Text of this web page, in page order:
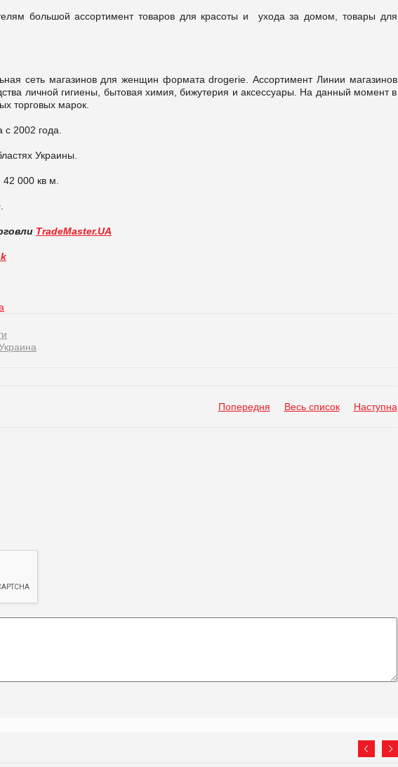
большой ассортимент товаров для красоты и ухода за домом, товары для
сеть магазинов для женщин формата drogerie. Ассортимент Линии магазинов
личной гигиены, бытовая химия, бижутерия и аксессуары. На данный момент в
торговых марок.
2002 года.
Украины.
000 кв м.
TradeMaster.UA
Попередня Весь список Наступна